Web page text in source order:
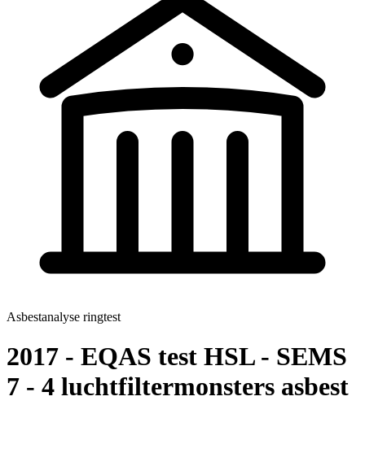
Asbestanalyse ringtest
2017 - EQAS test HSL - SEMS
7 - 4 luchtfiltermonsters asbest